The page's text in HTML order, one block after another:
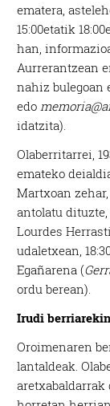
ematera,
15:00etatik
han,
Aurrerantzean
nahiz bulegoan
edo
idatzita).
Olaberritarrei,
emateko
Martxoan
antolatu
Lourdes
udaletxean,
Egañarena (
ordu berean).
Irudi
Oroimenaren
lantaldeak.